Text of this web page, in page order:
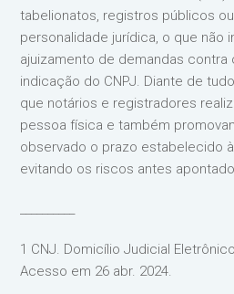
tabelionatos, registros públicos
personalidade jurídica, o que não
ajuizamento de demandas contra
indicação do CNPJ. Diante de
que notários e registradores
pessoa física e também
observado o prazo estabelecido
evitando os riscos antes
1 CNJ. Domicílio Judicial
Acesso em 26 abr. 2024.